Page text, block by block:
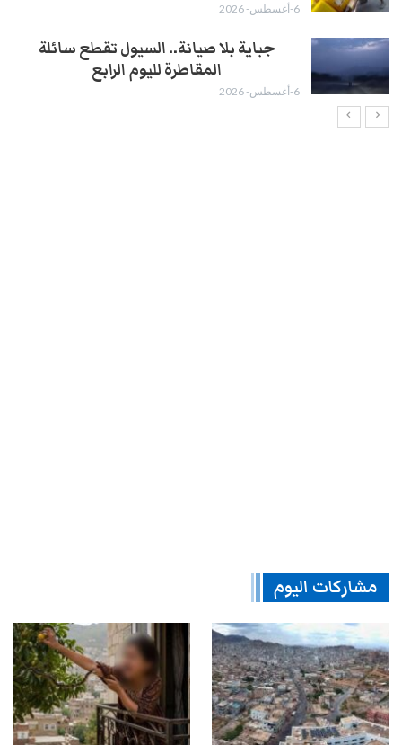
6-أغسطس- 2026
جباية بلا صيانة.. السيول تقطع سائلة
المقاطرة لليوم الرابع
6-أغسطس- 2026
مشاركات اليوم